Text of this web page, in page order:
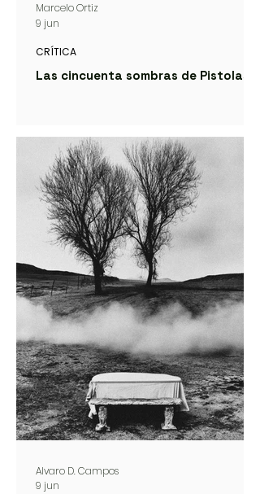
Las cincuenta sombras de Pistolas
CRÍTICA
Marcelo Ortiz
9 jun
Alvaro D. Campos
9 jun